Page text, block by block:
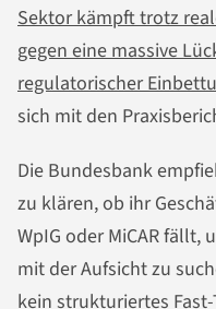
Sektor kämpft trotz
gegen eine massive
regulatorischer
sich mit den
Die Bundesbank
zu klären, ob ihr
WpIG oder MiCAR fällt,
mit der Aufsicht zu
kein strukturiertes